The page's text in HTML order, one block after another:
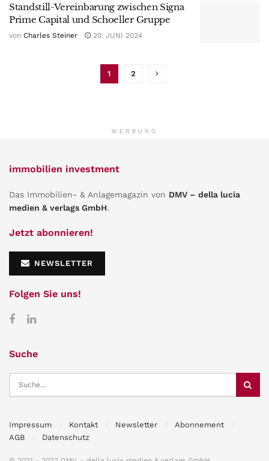
Standstill-Vereinbarung zwischen Signa
Prime Capital und Schoeller Gruppe
von Charles Steiner 20. JUNI 2024
1 2
WERBUNG
immobilien investment
Das Immobilien- & Anlagemagazin von DMV – della lucia
medien & verlags GmbH.
Jetzt abonnieren!
NEWSLETTER
Folgen Sie uns!
Suche
Impressum Kontakt Newsletter
Abonnement
AGB
Datenschutz